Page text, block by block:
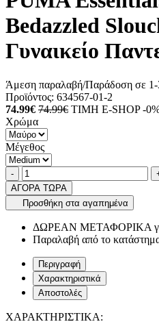
Bedazzled
Γυναικείο
Άμεση παραλαβή/Παράδοση σε 1-
Προϊόντος: 634567-01-2
74.99€ 74.99€ ΤΙΜΗ E-SHOP -
Χρώμα
Μέγεθος
Ποσότητα
-product.increase.quantity
ΑΓΟΡΑ ΤΩΡΑ
Προσθήκη στα αγαπημένα
ΔΩΡΕΑΝ ΜΕΤΑΦΟΡΙΚΑ για
Παραλαβή από το
Περιγραφή
Χαρακτηριστικά
Αποστολές
ΧΑΡΑΚΤΗΡΙΣΤΙΚΑ: